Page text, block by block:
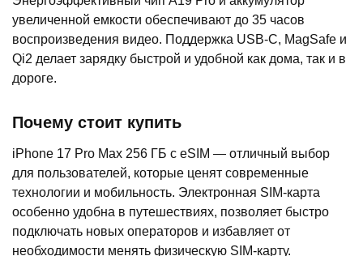
увеличенной емкости обеспечивают до 35 часов
воспроизведения видео. Поддержка USB-C, MagSafe и
Qi2 делает зарядку быстрой и удобной как дома, так и в
дороге.
Почему стоит купить
iPhone 17 Pro Max 256 ГБ с eSIM — отличный выбор
для пользователей, которые ценят современные
технологии и мобильность. Электронная SIM-карта
особенно удобна в путешествиях, позволяет быстро
подключать новых операторов и избавляет от
необходимости менять физическую SIM-карту.